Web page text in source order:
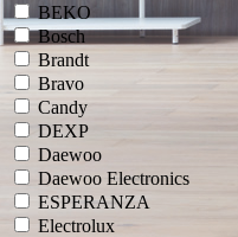
BEKO
Bosch
Brandt
Bravo
Candy
DEXP
Daewoo
Daewoo Electronics
ESPERANZA
Electrolux